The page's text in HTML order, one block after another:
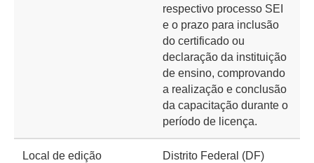
respectivo processo SEI
e o prazo para inclusão
do certificado ou
declaração da instituição
de ensino, comprovando
a realização e conclusão
da capacitação durante o
período de licença.
Local de edição Distrito Federal (DF)